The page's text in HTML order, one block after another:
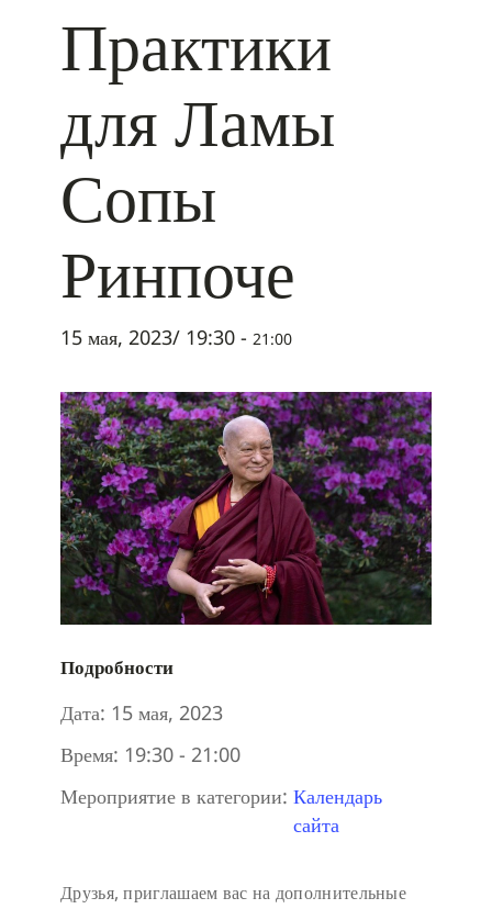
Практики
для Ламы
Сопы
Ринпоче
15 мая, 2023/ 19:30 - 21:00
Подробности
Дата: 15 мая, 2023
Время: 19:30 - 21:00
Мероприятие в категории: Календарь
сайта
Друзья, приглашаем вас на дополнительные